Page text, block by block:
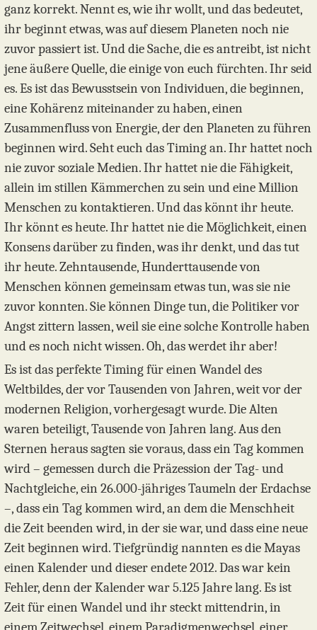
ganz korrekt. Nennt es, wie ihr wollt, und das bedeutet,
ihr beginnt etwas, was auf diesem Planeten noch nie
zuvor passiert ist. Und die Sache, die es antreibt, ist nicht
jene äußere Quelle, die einige von euch fürchten. Ihr seid
es. Es ist das Bewusstsein von Individuen, die beginnen,
eine Kohärenz miteinander zu haben, einen
Zusammenfluss von Energie, der den Planeten zu führen
beginnen wird. Seht euch das Timing an. Ihr hattet noch
nie zuvor soziale Medien. Ihr hattet nie die Fähigkeit,
allein im stillen Kämmerchen zu sein und eine Million
Menschen zu kontaktieren. Und das könnt ihr heute.
Ihr könnt es heute. Ihr hattet nie die Möglichkeit, einen
Konsens darüber zu finden, was ihr denkt, und das tut
ihr heute. Zehntausende, Hunderttausende von
Menschen können gemeinsam etwas tun, was sie nie
zuvor konnten. Sie können Dinge tun, die Politiker vor
Angst zittern lassen, weil sie eine solche Kontrolle haben
und es noch nicht wissen. Oh, das werdet ihr aber!
Es ist das perfekte Timing für einen Wandel des
Weltbildes, der vor Tausenden von Jahren, weit vor der
modernen Religion, vorhergesagt wurde. Die Alten
waren beteiligt, Tausende von Jahren lang. Aus den
Sternen heraus sagten sie voraus, dass ein Tag kommen
wird – gemessen durch die Präzession der Tag- und
Nachtgleiche, ein 26.000-jähriges Taumeln der Erdachse
–, dass ein Tag kommen wird, an dem die Menschheit
die Zeit beenden wird, in der sie war, und dass eine neue
Zeit beginnen wird. Tiefgründig nannten es die Mayas
einen Kalender und dieser endete 2012. Das war kein
Fehler, denn der Kalender war 5.125 Jahre lang. Es ist
Zeit für einen Wandel und ihr steckt mittendrin, in